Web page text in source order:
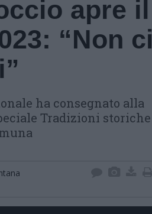
apre il
“Non ci
ha consegnato alla
Tradizioni storiche